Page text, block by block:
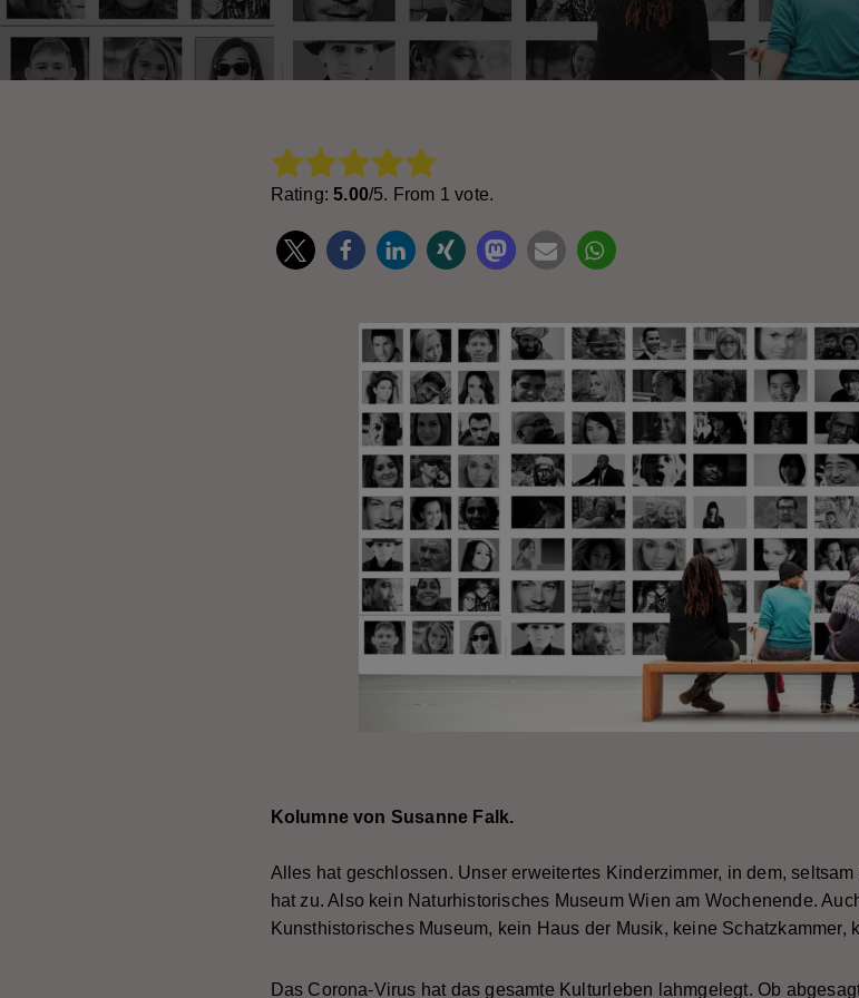
Rate this item:
Rating:5.00/5. From 1 vote.
Kolumne von Susanne Falk.
Alles hat geschlossen. Unser erweitertes Kinderzimmer, in dem,
hat zu. Also kein Naturhistorisches Museum Wien am Wochenende.
Kunsthistorisches Museum, kein Haus der Musik, keine Schatzkammer,
Das Corona-Virus hat das gesamte Kulturleben lahmgelegt. Ob